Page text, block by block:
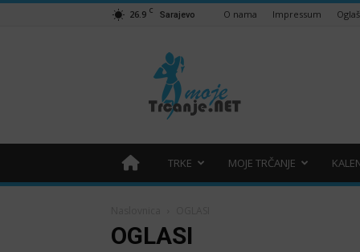
26.9 C Sarajevo O nama Impressum
Moje
trčanje
trcanje.net
TRKE MOJE TRČANJE
OGLASI